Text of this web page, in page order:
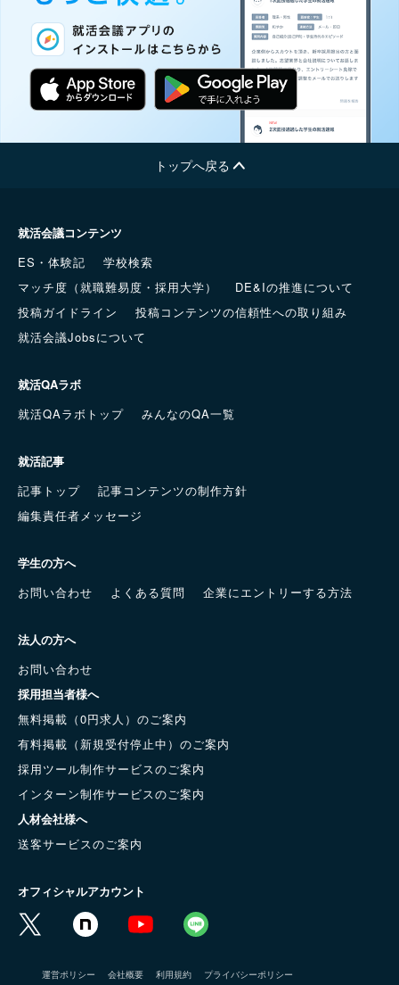
トップへ戻る
就活会議コンテンツ
ES・体験記
学校検索
マッチ度（就職難易度・採用大学）
DE&Iの推進について
投稿ガイドライン
投稿コンテンツの信頼性への取り組み
就活会議Jobsについて
就活QAラボ
就活QAラボトップ
みんなのQA一覧
就活記事
記事トップ
記事コンテンツの制作方針
編集責任者メッセージ
学生の方へ
お問い合わせ
よくある質問 企業にエントリーする方法
法人の方へ
お問い合わせ
採用担当者様へ
無料掲載（0円求人）のご案内
有料掲載（新規受付停止中）のご案内
採用ツール制作サービスのご案内
インターン制作サービスのご案内
人材会社様へ
送客サービスのご案内
オフィシャルアカウント
運営ポリシー 会社概要 利用規約 プライバシーポリシー